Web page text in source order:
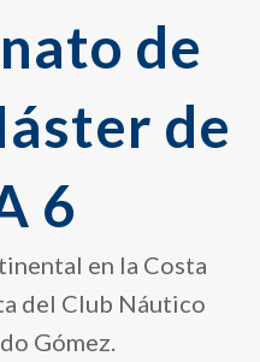
de
de
6
en la Costa
del Club Náutico
Gómez.